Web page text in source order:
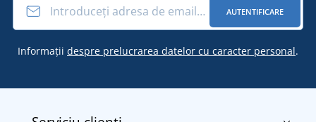
AUTENTIFICARE
Informații despre prelucrarea datelor cu caracter personal.